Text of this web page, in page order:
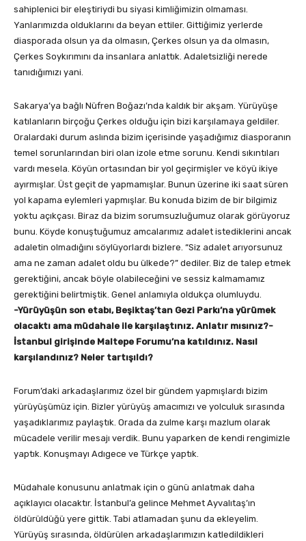
sahiplenici bir eleştiriydi bu siyasi kimliğimizin olmaması.
Yanlarımızda olduklarını da beyan ettiler. Gittiğimiz yerlerde
diasporada olsun ya da olmasın, Çerkes olsun ya da olmasın,
Çerkes Soykırımını da insanlara anlattık. Adaletsizliği nerede
tanıdığımızı yani.
Sakarya’ya bağlı Nüfren Boğazı’nda kaldık bir akşam. Yürüyüşe
katılanların birçoğu Çerkes olduğu için bizi karşılamaya geldiler.
Oralardaki durum aslında bizim içerisinde yaşadığımız diasporanın
temel sorunlarından biri olan izole etme sorunu. Kendi sıkıntıları
vardı mesela. Köyün ortasından bir yol geçirmişler ve köyü ikiye
ayırmışlar. Üst geçit de yapmamışlar. Bunun üzerine iki saat süren
yol kapama eylemleri yapmışlar. Bu konuda bizim de bir bilgimiz
yoktu açıkçası. Biraz da bizim sorumsuzluğumuz olarak görüyoruz
bunu. Köyde konuştuğumuz amcalarımız adalet istediklerini ancak
adaletin olmadığını söylüyorlardı bizlere. “Siz adalet arıyorsunuz
ama ne zaman adalet oldu bu ülkede?” dediler. Biz de talep etmek
gerektiğini, ancak böyle olabileceğini ve sessiz kalmamamız
gerektiğini belirtmiştik. Genel anlamıyla oldukça olumluydu.
-Yürüyüşün son etabı, Beşiktaş’tan Gezi Parkı’na yürümek
olacaktı ama müdahale ile karşılaştınız. Anlatır mısınız?-
İstanbul girişinde Maltepe Forumu’na katıldınız. Nasıl
karşılandınız? Neler tartışıldı?
Forum’daki arkadaşlarımız özel bir gündem yapmışlardı bizim
yürüyüşümüz için. Bizler yürüyüş amacımızı ve yolculuk sırasında
yaşadıklarımız paylaştık. Orada da zulme karşı mazlum olarak
mücadele verilir mesajı verdik. Bunu yaparken de kendi rengimizle
yaptık. Konuşmayı Adıgece ve Türkçe yaptık.
Müdahale konusunu anlatmak için o günü anlatmak daha
açıklayıcı olacaktır. İstanbul’a gelince Mehmet Ayvalıtaş’ın
öldürüldüğü yere gittik. Tabi atlamadan şunu da ekleyelim.
Yürüyüş sırasında, öldürülen arkadaşlarımızın katledildikleri